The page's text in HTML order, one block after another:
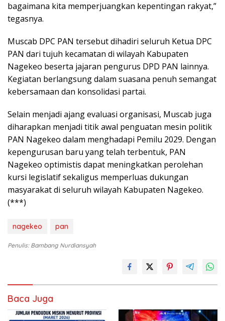
bagaimana kita memperjuangkan kepentingan rakyat,”
tegasnya.
Muscab DPC PAN tersebut dihadiri seluruh Ketua DPC
PAN dari tujuh kecamatan di wilayah Kabupaten
Nagekeo beserta jajaran pengurus DPD PAN lainnya.
Kegiatan berlangsung dalam suasana penuh semangat
kebersamaan dan konsolidasi partai.
Selain menjadi ajang evaluasi organisasi, Muscab juga
diharapkan menjadi titik awal penguatan mesin politik
PAN Nagekeo dalam menghadapi Pemilu 2029. Dengan
kepengurusan baru yang telah terbentuk, PAN
Nagekeo optimistis dapat meningkatkan perolehan
kursi legislatif sekaligus memperluas dukungan
masyarakat di seluruh wilayah Kabupaten Nagekeo.
(***)
nagekeo pan
Penulis: Bambang Nurdiansyah
Baca Juga